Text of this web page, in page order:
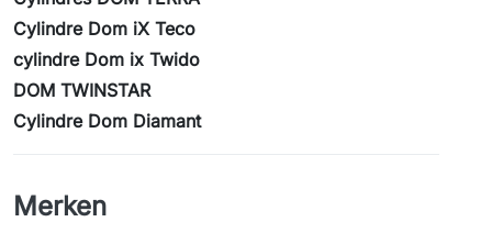
Cylindre Dom iX Teco
cylindre Dom ix Twido
DOM TWINSTAR
Cylindre Dom Diamant
Merken